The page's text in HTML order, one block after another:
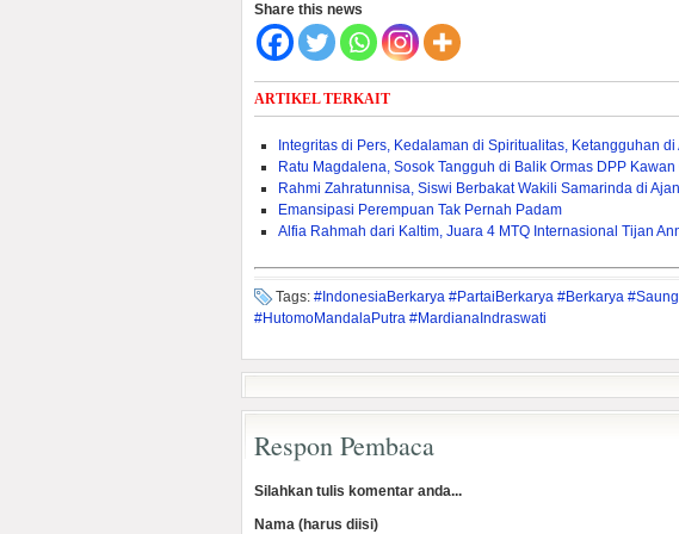
Share this news
ARTIKEL TERKAIT
Integritas di Pers, Kedalaman di Spiritualitas, Ketangguhan di
Ratu Magdalena, Sosok Tangguh di Balik Ormas DPP Kawan
Rahmi Zahratunnisa, Siswi Berbakat Wakili Samarinda di
Emansipasi Perempuan Tak Pernah Padam
Alfia Rahmah dari Kaltim, Juara 4 MTQ Internasional Tijan
Tags: #IndonesiaBerkarya #PartaiBerkarya #Berkarya
#HutomoMandalaPutra #MardianaIndraswati
Respon Pembaca
Silahkan tulis komentar anda...
Nama (harus diisi)